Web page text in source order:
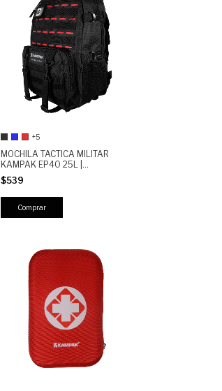
+5
MOCHILA TACTICA MILITAR
KAMPAK EP40 25L |
SEMIREPELENTE, RESISTENTE,
COMPARTIMENTO PARA LAP
TOP 17'', MOLLE Y MULTIPLES
BOLSILLOS"
$539
Comprar